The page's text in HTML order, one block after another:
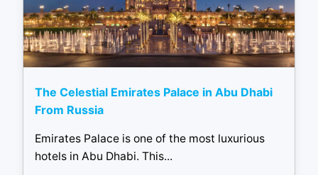
The Celestial Emirates Palace in Abu Dhabi
From Russia
Emirates Palace is one of the most luxurious
hotels in Abu Dhabi. This...